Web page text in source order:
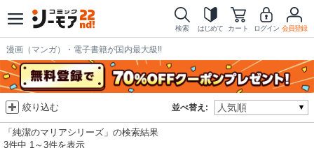
検索 はじめて カート ログイン 会員登録
漫画（マンガ）・電子書籍が国内最大級!!
並べ替え:
絞り込む
「純潔のマリアシリーズ」の検索結果
3件中 1～3件を表示